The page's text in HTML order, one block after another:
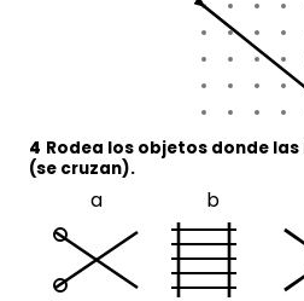
4 Rodea los objetos donde
(se cruzan).
a b